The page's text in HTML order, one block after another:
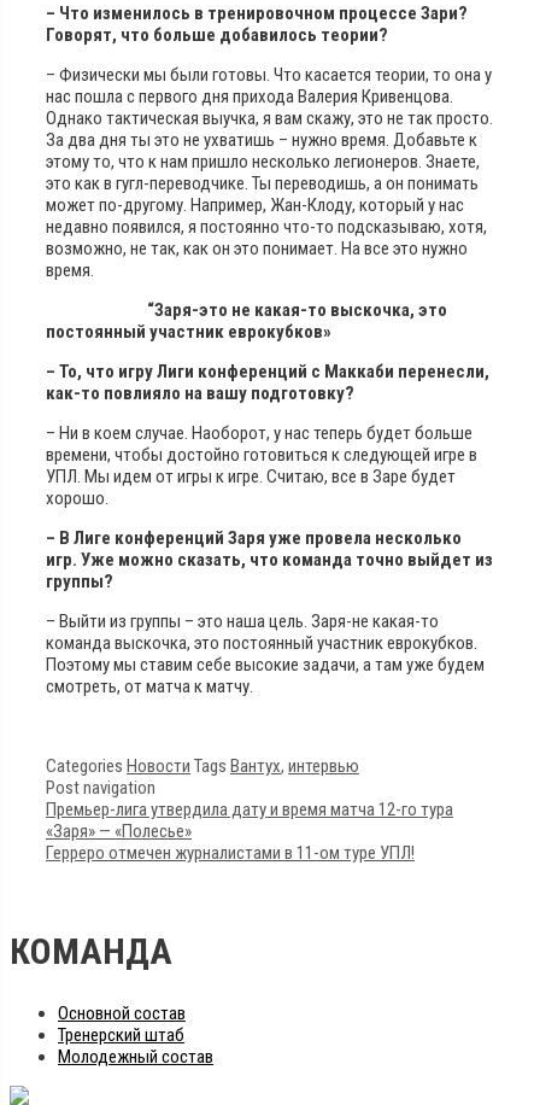
– Что изменилось в тренировочном процессе Зари?
Говорят, что больше добавилось теории?
– Физически мы были готовы. Что касается теории, то она у
нас пошла с первого дня прихода Валерия Кривенцова.
Однако тактическая выучка, я вам скажу, это не так просто.
За два дня ты это не ухватишь – нужно время. Добавьте к
этому то, что к нам пришло несколько легионеров. Знаете,
это как в гугл-переводчике. Ты переводишь, а он понимать
может по-другому. Например, Жан-Клоду, который у нас
недавно появился, я постоянно что-то подсказываю, хотя,
возможно, не так, как он это понимает. На все это нужно
время.
“Заря-это не какая-то выскочка, это
постоянный участник еврокубков»
– То, что игру Лиги конференций с Маккаби перенесли,
как-то повлияло на вашу подготовку?
– Ни в коем случае. Наоборот, у нас теперь будет больше
времени, чтобы достойно готовиться к следующей игре в
УПЛ. Мы идем от игры к игре. Считаю, все в Заре будет
хорошо.
– В Лиге конференций Заря уже провела несколько
игр. Уже можно сказать, что команда точно выйдет из
группы?
– Выйти из группы – это наша цель. Заря-не какая-то
команда выскочка, это постоянный участник еврокубков.
Поэтому мы ставим себе высокие задачи, а там уже будем
смотреть, от матча к матчу.
Categories Новости Tags Вантух, интервью
Post navigation
Премьер-лига утвердила дату и время матча 12-го тура
«Заря» — «Полесье»
Герреро отмечен журналистами в 11-ом туре УПЛ!
КОМАНДА
Основной состав
Тренерский штаб
Молодежный состав